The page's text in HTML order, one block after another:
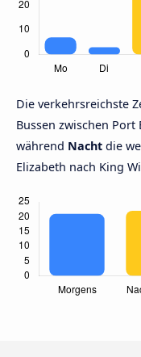
Die verkehrsreichste
Bussen zwischen
während Nacht die
Elizabeth nach King